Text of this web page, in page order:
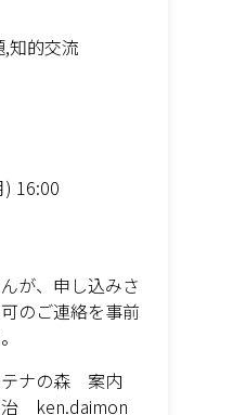
知的交流
16:00
が、申し込みさ
のご連絡を事前
テナの森 案内
ken.daimon